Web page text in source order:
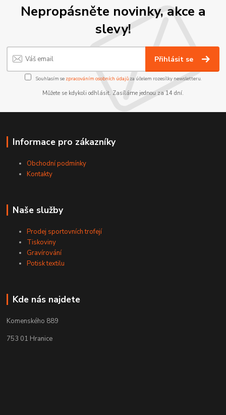
Nepropásněte novinky, akce a
slevy!
Přihlásit se
Souhlasím se zpracováním osobních údajůza účelem rozesílky newsletteru.
Můžete se kdykoli odhlásit. Zasíláme jednou za 14 dní.
Informace pro zákazníky
Obchodní podmínky
Kontakty
Naše služby
Prodej sportovních trofejí
Tiskoviny
Gravírování
Potisk textilu
Kde nás najdete
Komenského 889
753 01 Hranice